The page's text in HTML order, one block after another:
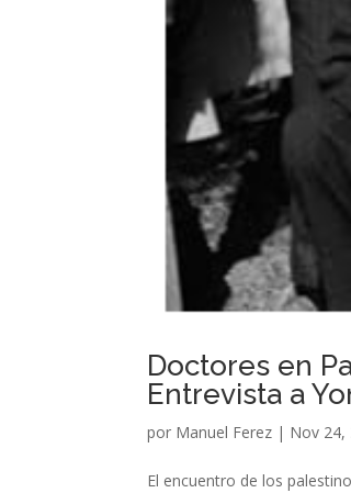
Doctores en
Entrevista a
por Manuel Ferez | Nov 24,
El encuentro de los